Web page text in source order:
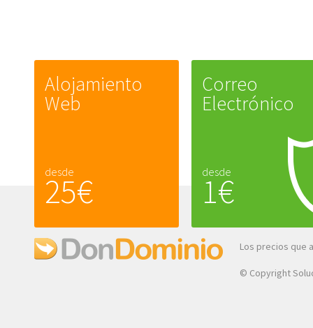
Alojamiento
Web
desde
25€
Correo
Electrónico
desde
1€
Los precios que
© Copyright